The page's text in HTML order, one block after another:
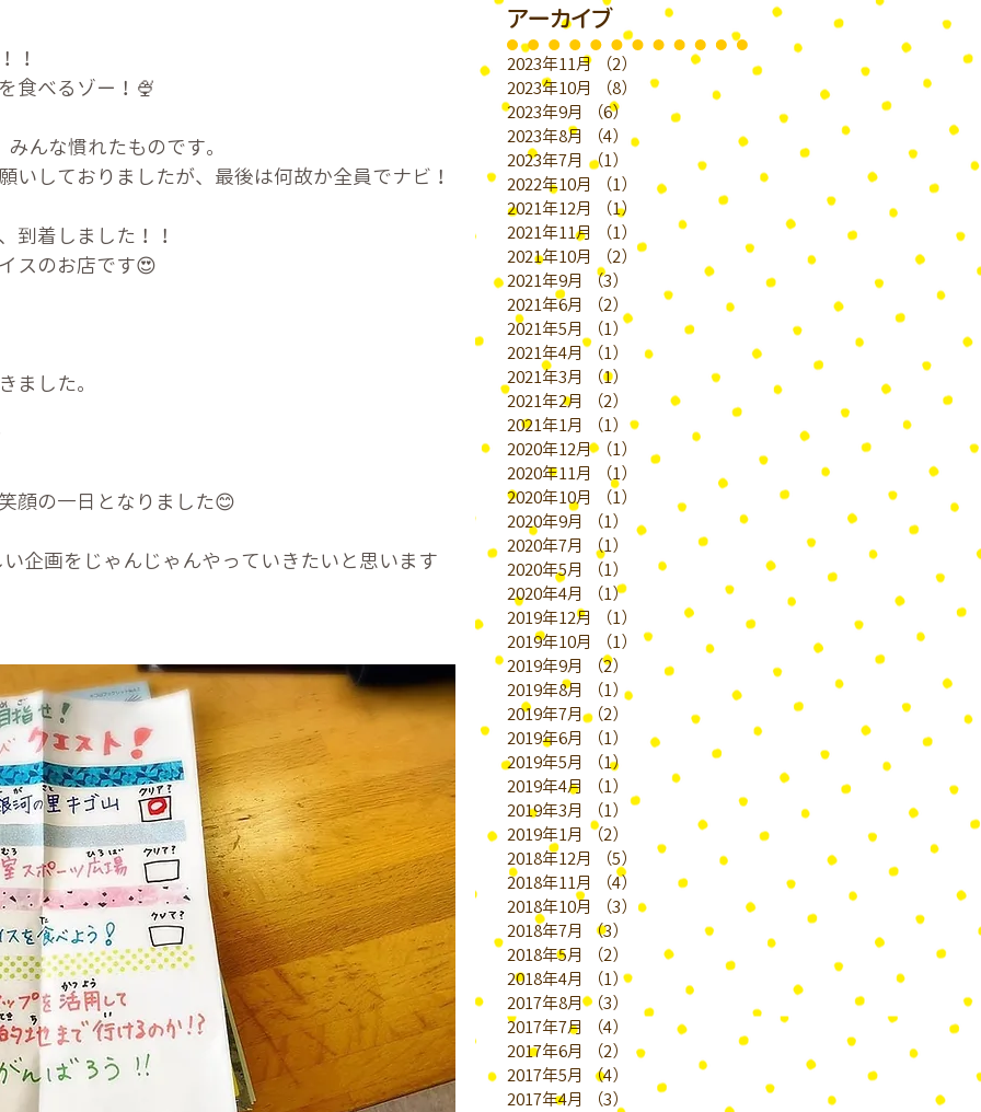
！
食べるゾー！🍨
んな慣れたものです。
いしておりましたが、最後は何故か全員でナビ！
到着しました！！
スのお店です😍
ました。
顔の一日となりました😊
い企画をじゃんじゃんやっていきたいと思います
アーカイブ
2023年11月 （2）
2件の記事
2023年10月
（8）
8件の記事
2023年9月
（6）
6件の記事
2023年8月
（4） 4件の記事
2023年7月 （1）
1件の記事
2022年10月
（1）
1件の記事
2021年12月
（1）
2021年11月
（1）
1件の記事
2021年10月
（2） 2件の記事
2021年9月
（3）
2021年6月
（2）
2件の記事
2021年5月
（1）1件の記事
2021年4月 （1）
1件の記事
2021年3月
（1）
2021年2月
（2）
2件の記事
2021年1月
（1） 1件の記事
2020年12月（1）
1件の記事
2020年11月
（1）
2020年10月
（1）
1件の記事
2020年9月
（1）
1件の記事
2020年7月
（1）
1件の記事
2020年5月
（1）
1件の記事
2020年4月
（1）
2019年12月
（1）
1件の記事
2019年10月
（1）
1件の記事
2019年9月
（2）
2件の記事
2019年8月
（1）1件の記事
2019年7月（2）
2件の記事
2019年6月
（1）
1件の記事
2019年5月
（1）
2019年4月
（1）
1件の記事
2019年3月
（1） 1件の記事
2019年1月 （2）
2件の記事
2018年12月
（5）
5件の記事
2018年11月
（4）
4件の記事
2018年10月
（3） 3件の記事
2018年7月
（3）
2018年5月
（2）
2件の記事
2018年4月
（1）1件の記事
2017年8月（3）
3件の記事
2017年7月
（4）
4件の記事
2017年6月
（2）
2件の記事
2017年5月
（4）
4件の記事
2017年4月
（3） 3件の記事